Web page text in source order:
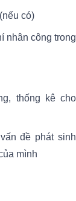
có)
nhân công trong
thống kê cho
đề phát sinh
mình